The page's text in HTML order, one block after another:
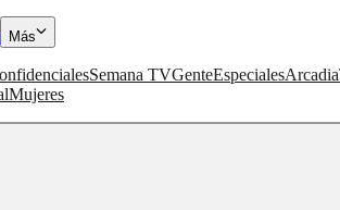
Más
Semana TVGenteEspecialesArcadia
Mujeres